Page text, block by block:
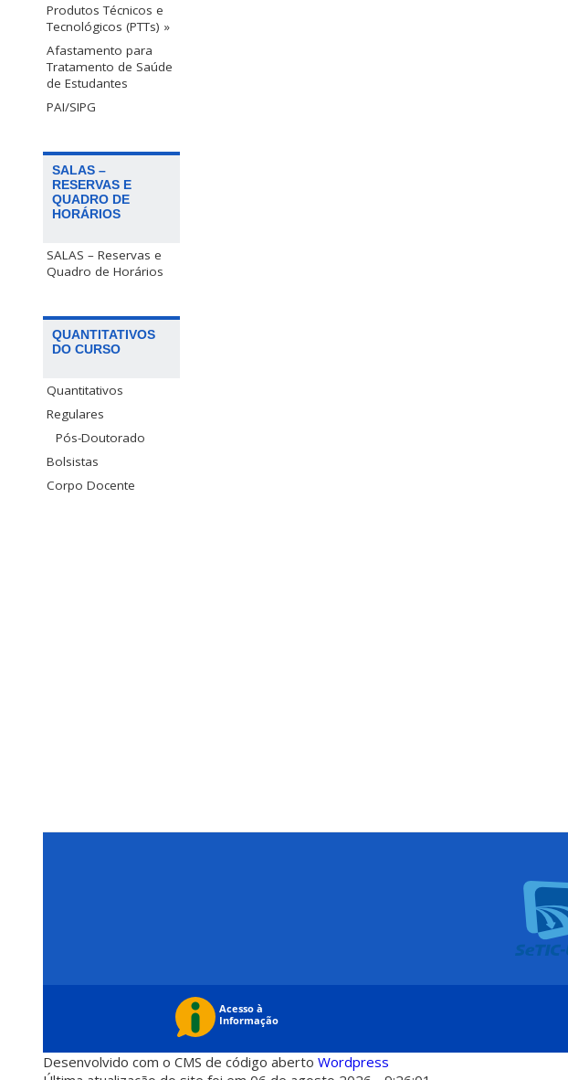
Produtos Técnicos e
Tecnológicos (PTTs) »
Afastamento para
Tratamento de Saúde
de Estudantes
PAI/SIPG
SALAS –
RESERVAS E
QUADRO DE
HORÁRIOS
SALAS – Reservas e
Quadro de Horários
QUANTITATIVOS
DO CURSO
Quantitativos
Regulares
Pós-Doutorado
Bolsistas
Corpo Docente
Desenvolvido com o CMS de código aberto Wordpress